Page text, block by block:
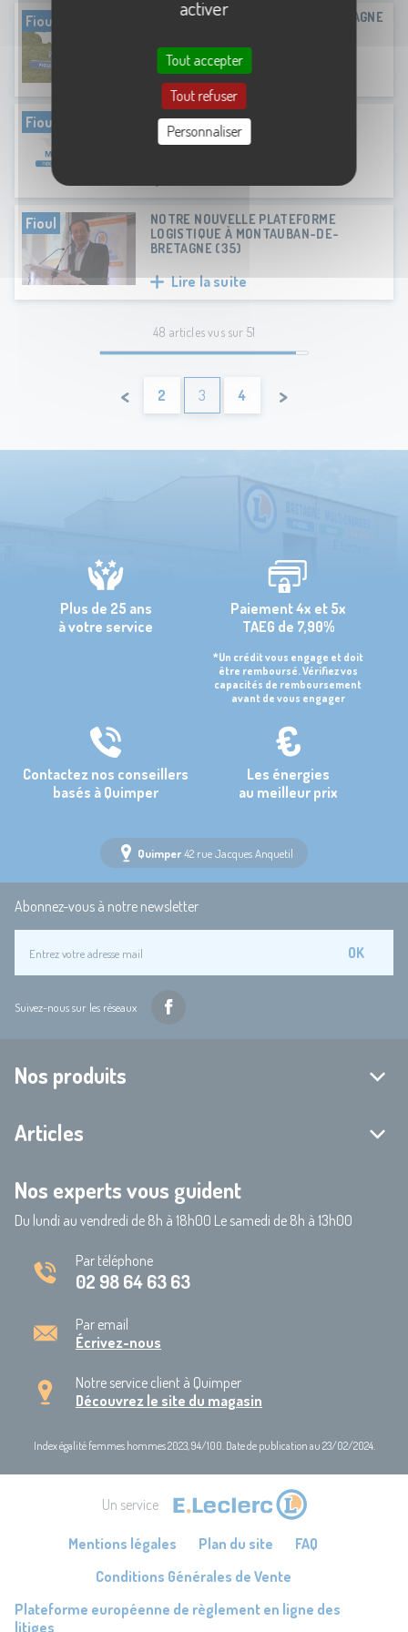
Fioul
LE FILM INSTITUTIONNEL DE BRETAGNE
Lire la suite
Fioul BILLBOARD MÉTÉO FRANCE 3
Fioul
NOTRE NOUVELLE PLATEFORME
LOGISTIQUE À MONTAUBAN-DE-
BRETAGNE (35)
Lire la suite
48 articles vus sur 51
< 2 3 4 >
Plus de 25 ans
à votre service
Paiement 4x et 5x
TAEG de 7,90%
*Un crédit vous engage et doit
être remboursé. Vérifiez vos
capacités de remboursement
avant de vous engager
Contactez nos conseillers
basés à Quimper
Les énergies
au meilleur prix
Quimper42 rue Jacques Anquetil
Abonnez-vous à notre newsletter
OK
Suivez-nous sur les réseaux
Nos produits
Articles
Nos experts vous guident
Du lundi au vendredi de 8h à 18h00 Le samedi de 8h à 13h00
Par téléphone
02 98 64 63 63
Par email
Écrivez-nous
Notre service client à Quimper
Découvrez le site du magasin
Index égalité femmes hommes 2023, 94/100. Date de publication au 23/02/2024.
Un service
Mentions légales Plan du site
FAQ
Conditions Générales de Vente
Plateforme européenne de règlement en ligne des
litiges
activer
Tout accepter
Tout refuser
Personnaliser